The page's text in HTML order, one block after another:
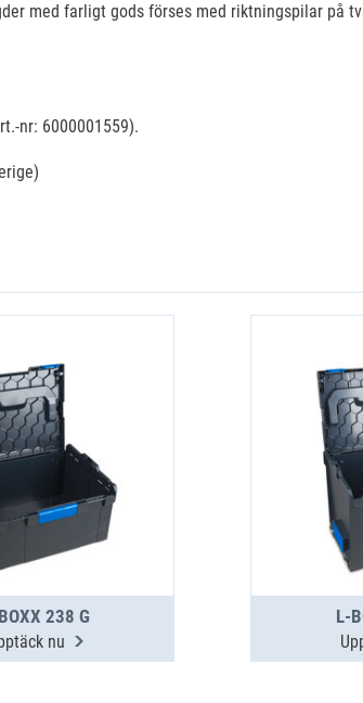
med farligt gods förses med riktningspilar på
nr: 6000001559).
238 G
nu
L-